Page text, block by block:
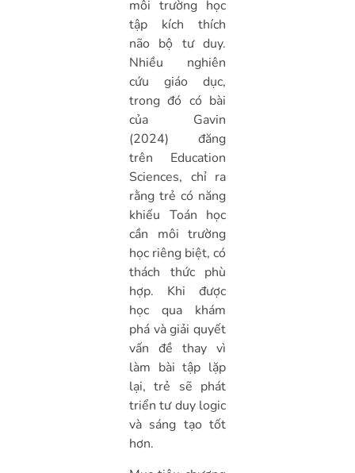
môi trường học
tập kích thích
não bộ tư duy.
Nhiều nghiên
cứu giáo dục,
trong đó có bài
của Gavin
(2024) đăng
trên Education
Sciences, chỉ ra
rằng trẻ có năng
khiếu Toán học
cần môi trường
học riêng biệt, có
thách thức phù
hợp. Khi được
học qua khám
phá và giải quyết
vấn đề thay vì
làm bài tập lặp
lại, trẻ sẽ phát
triển tư duy logic
và sáng tạo tốt
hơn.